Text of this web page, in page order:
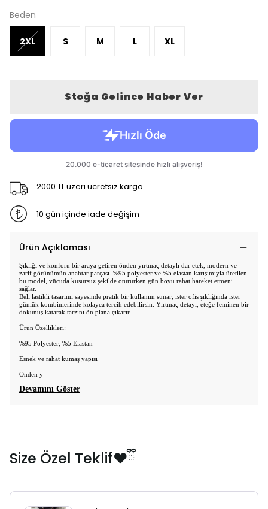
Beden
2XL S M L XL
Stoğa Gelince Haber Ver
2000 TL üzeri ücretsiz kargo
10 gün içinde iade değişim
Ürün Açıklaması
Şıklığı ve konforu bir araya getiren önden yırtmaç detaylı dar etek, modern ve
zarif görünümün anahtar parçası. %95 polyester ve %5 elastan karışımıyla üretilen
bu model, vücuda kusursuz şekilde otururken gün boyu rahat hareket etmeni
sağlar.
Beli lastikli tasarımı sayesinde pratik bir kullanım sunar; ister ofis şıklığında ister
günlük kombinlerinde kolayca tercih edebilirsin. Yırtmaç detayı, eteğe feminen bir
dokunuş katarak tarzını ön plana çıkarır.
Ürün Özellikleri:
%95 Polyester, %5 Elastan
Esnek ve rahat kumaş yapısı
Önden y
Devamını Göster
Size Özel Teklif❤️ྀི